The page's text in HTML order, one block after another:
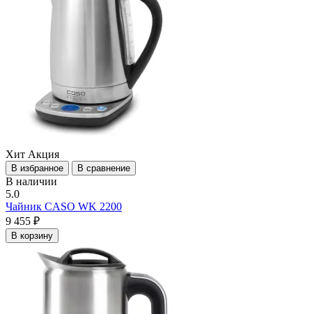
Хит Акция
В избранное В сравнение
В наличии
5.0
Чайник CASO WK 2200
9 455 ₽
В корзину